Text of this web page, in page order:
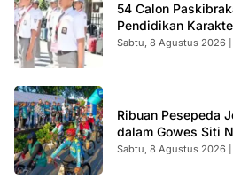
54 Calon
Pendidikan
Sabtu, 8 Agustus 2026 |
Ribuan Pesepeda
dalam Gowes Siti
Sabtu, 8 Agustus 2026 |